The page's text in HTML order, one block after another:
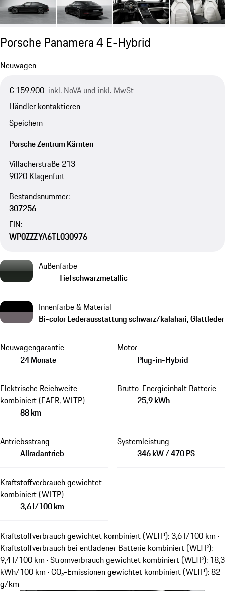
Porsche Panamera 4 E-Hybrid
Neuwagen
€ 159.900 inkl. NoVA und inkl. MwSt
Händler kontaktieren
Speichern
Porsche Zentrum Kärnten
Villacherstraße 213
9020 Klagenfurt
Bestandsnummer:
307256
FIN:
WP0ZZZYA6TL030976
Außenfarbe
Tiefschwarzmetallic
Innenfarbe & Material
Bi-color Lederausstattung schwarz/kalahari, Glattleder
Neuwagengarantie
24 Monate
Motor
Plug-in-Hybrid
Elektrische Reichweite
kombiniert (EAER, WLTP)
88 km
Brutto-Energieinhalt Batterie
25,9 kWh
Antriebsstrang
Allradantrieb
Systemleistung
346 kW / 470 PS
Kraftstoffverbrauch gewichtet
kombiniert (WLTP)
3,6 l/100 km
Kraftstoffverbrauch gewichtet kombiniert (WLTP): 3,6 l/100 km ·
Kraftstoffverbrauch bei entladener Batterie kombiniert (WLTP):
9,4 l/100 km · Stromverbrauch gewichtet kombiniert (WLTP): 18,3
kWh/100 km · CO₂-Emissionen gewichtet kombiniert (WLTP): 82
g/km